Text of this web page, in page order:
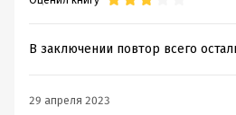
Подробная информация
Объем: 50414
В заключении повтор всего
29 апреля 2023